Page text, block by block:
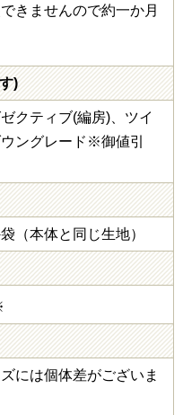
きませんので約一か月
)
クティブ(編房)、ツイ
ングレード※御値引
（本体と同じ生地）
には個体差がございま